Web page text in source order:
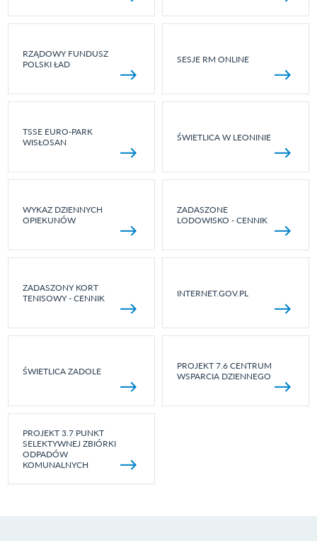
RZĄDOWY FUNDUSZ
POLSKI ŁAD
SESJE RM ONLINE
TSSE EURO-PARK
WISŁOSAN
ŚWIETLICA W LEONINIE
WYKAZ DZIENNYCH
OPIEKUNÓW
ZADASZONE
LODOWISKO - CENNIK
ZADASZONY KORT
TENISOWY - CENNIK
INTERNET.GOV.PL
ŚWIETLICA ZADOLE
PROJEKT 7.6 CENTRUM
WSPARCIA DZIENNEGO
PROJEKT 3.7 PUNKT
SELEKTYWNEJ ZBIÓRKI
ODPADÓW
KOMUNALNYCH